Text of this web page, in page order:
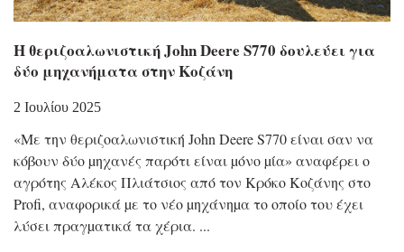
Η θεριζοαλωνιστική John Deere S770 δουλεύει για
δύο μηχανήματα στην Κοζάνη
2 Ιουλίου 2025
«Με την θεριζοαλωνιστική John Deere S770 είναι σαν να
κόβουν δύο µηχανές παρότι είναι µόνο µία» αναφέρει ο
αγρότης Αλέκος Πλιάτσιος από τον Κρόκο Κοζάνης στο
Profi, αναφορικά µε το νέο µηχάνηµα το οποίο του έχει
λύσει πραγµατικά τα χέρια.